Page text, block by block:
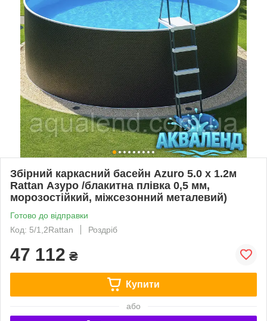
Збірний каркасний басейн Azuro 5.0 x 1.2м
Rattan Азуро /блакитна плівка 0,5 мм,
морозостійкий, міжсезонний металевий)
Готово до відправки
Код: 5/1,2Rattan
Роздріб
47 112 ₴
Купити
або